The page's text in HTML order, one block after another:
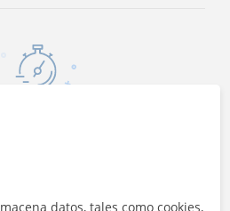
datos, tales como cookies,